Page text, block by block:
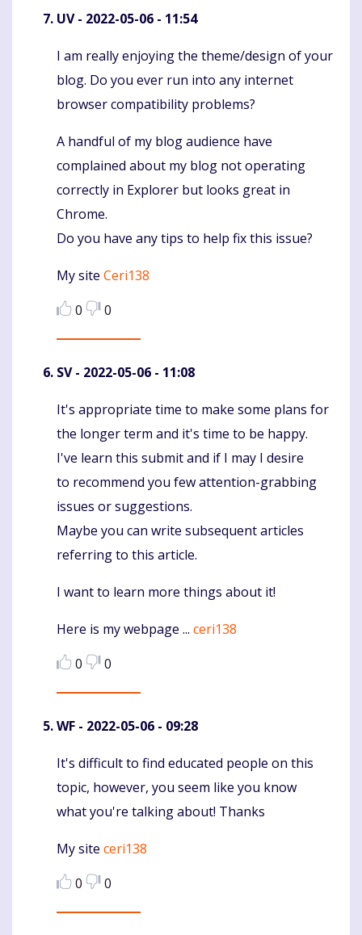
UV- 2022-05-06 - 11:54
Komentaras
I am really enjoying the theme/design of your
blog. Do you ever run into any internet
browser compatibility problems?
A handful of my blog audience have
complained about my blog not operating
correctly in Explorer but looks great in
Chrome.
Do you have any tips to help fix this issue?
My site Ceri138
0
0
SV- 2022-05-06 - 11:08
Komentaras
It's appropriate time to make some plans for
the longer term and it's time to be happy.
I've learn this submit and if I may I desire
to recommend you few attention-grabbing
issues or suggestions.
Maybe you can write subsequent articles
referring to this article.
I want to learn more things about it!
Here is my webpage ... ceri138
0
0
WF - 2022-05-06 - 09:28
Komentaras
It's difficult to find educated people on this
topic, however, you seem like you know
what you're talking about! Thanks
My site ceri138
0
0